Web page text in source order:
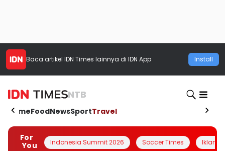
Baca artikel IDN Times lainnya di IDN App Install
NTB
HomeFoodNewsSportTravel
For
You
Indonesia Summit 2026 Soccer Times Iklanin